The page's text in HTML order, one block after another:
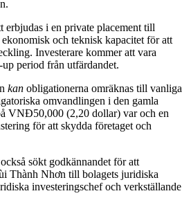
erbjudas i en private placement till
och teknisk kapacitet för att
Investerare kommer att vara
period från utfärdandet.
kan obligationerna omräknas till vanliga
omvandlingen i den gamla
VNĐ50,000 (2,20 dollar) var och en
för att skydda företaget och
sökt godkännandet för att
Thành Nhơn till bolagets juridiska
investeringschef och verkställande